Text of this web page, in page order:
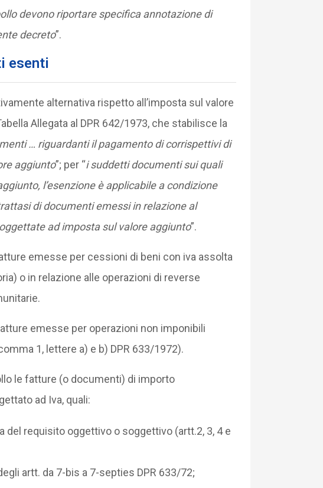
devono riportare specifica annotazione di
decreto”.
esenti
alternativa rispetto all’imposta sul valore
Allegata al DPR 642/1973, che stabilisce la
… riguardanti il pagamento di corrispettivi di
aggiunto”; per “i suddetti documenti sui quali
l’esenzione è applicabile a condizione
di documenti emessi in relazione al
ad imposta sul valore aggiunto”.
emesse per cessioni di beni con iva assolta
o in relazione alle operazioni di reverse
emesse per operazioni non imponibili
1, lettere a) e b) DPR 633/1972).
le fatture (o documenti) di importo
ad Iva, quali:
del requisito oggettivo o soggettivo (artt.2, 3, 4 e
artt. da 7-bis a 7-septies DPR 633/72;